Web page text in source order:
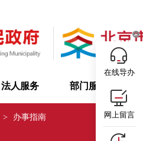
法人服务 部门服务
> 办事指南
在线导办
网上留言